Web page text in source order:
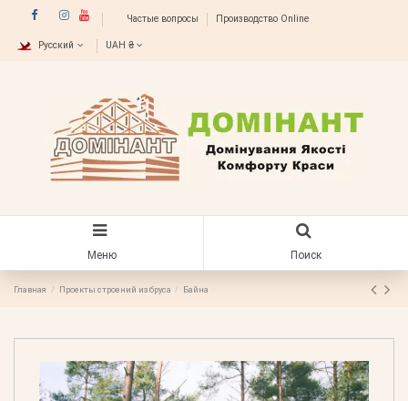
Частые вопросы Производство Online
Русский UAH ₴
Меню Поиск
Главная Проекты строений из бруса Байна